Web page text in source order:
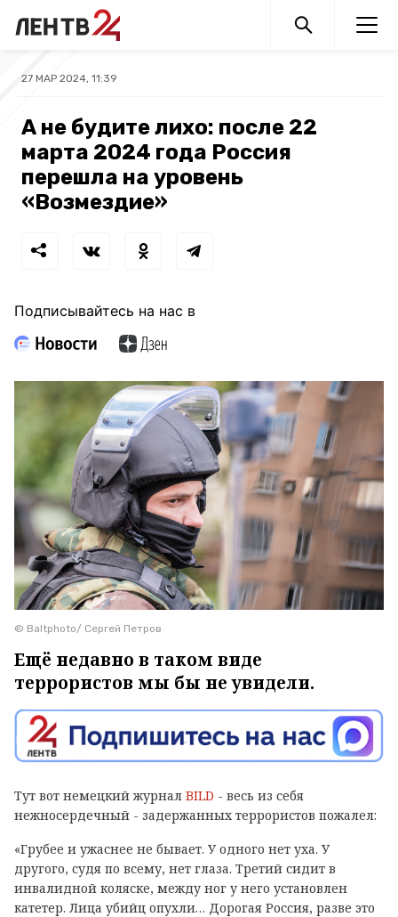
27 МАР 2024, 11:39
А не будите лихо: после 22
марта 2024 года Россия
перешла на уровень
«Возмездие»
Подписывайтесь на нас в
© Baltphoto/ Сергей Петров
Ещё недавно в таком виде
террористов мы бы не увидели.
Тут вот немецкий журнал BILD - весь из себя
нежносердечный - задержанных террористов пожалел:
«Грубее и ужаснее не бывает. У одного нет уха. У
другого, судя по всему, нет глаза. Третий сидит в
инвалидной коляске, между ног у него установлен
катетер. Лица убийц опухли… Дорогая Россия, разве это